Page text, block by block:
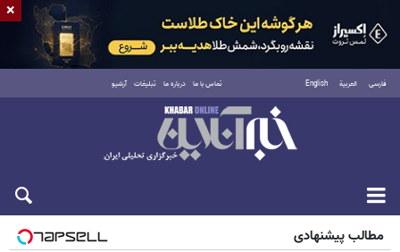
فارسی العربية English تماس با ما درباره ما تبلیغات آرشیو
پنجشنبه ۱۵ مرداد ۱۴۰۵
مطالب پیشنهادی
×